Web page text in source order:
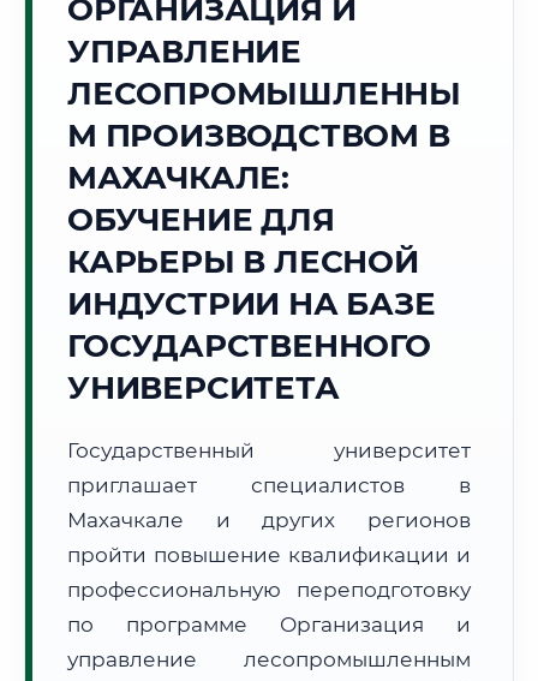
🏔️
Г. МАХАЧКАЛА
Точное местное время:
02:29:25
Пятница, 7 Августа
🌅 Восход: --:--
Световой день:--
Тел. код:
Часовой пояс:
МСК (UTC+3)
Формат учебы:
Дистанционно
🗺️ Зона обслуживания: г. Махачкала
ОРГАНИЗАЦИЯ И
УПРАВЛЕНИЕ
ЛЕСОПРОМЫШЛЕННЫ
М ПРОИЗВОДСТВОМ В
МАХАЧКАЛЕ:
ОБУЧЕНИЕ ДЛЯ
КАРЬЕРЫ В ЛЕСНОЙ
ИНДУСТРИИ НА БАЗЕ
ГОСУДАРСТВЕННОГО
УНИВЕРСИТЕТА
Государственный университет
приглашает специалистов в
Махачкале и других регионов
пройти повышение квалификации и
профессиональную переподготовку
по программе Организация и
управление лесопромышленным